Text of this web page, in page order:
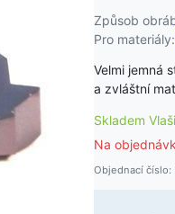
Pro materiály:
Způsob
Velmi jemná
a zvláštní
Skladem
Na
Objednací číslo: